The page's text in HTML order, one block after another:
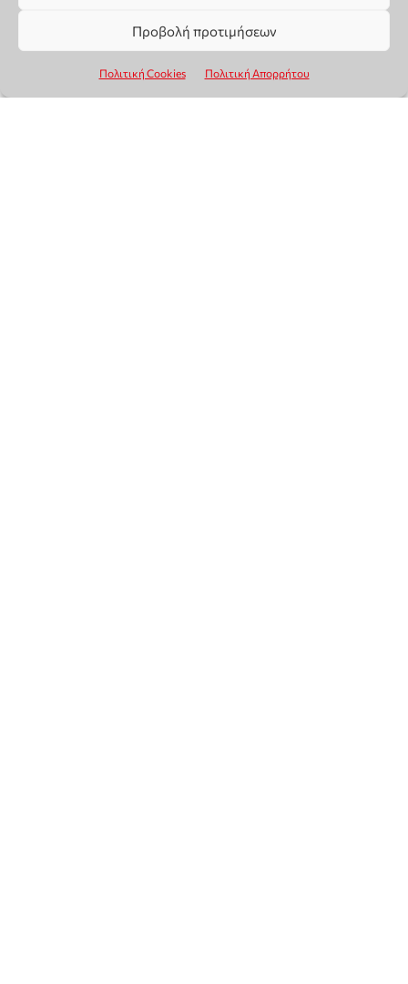
Προβολή προτιμήσεων
Πολιτική Cookies Πολιτική Απορρήτου